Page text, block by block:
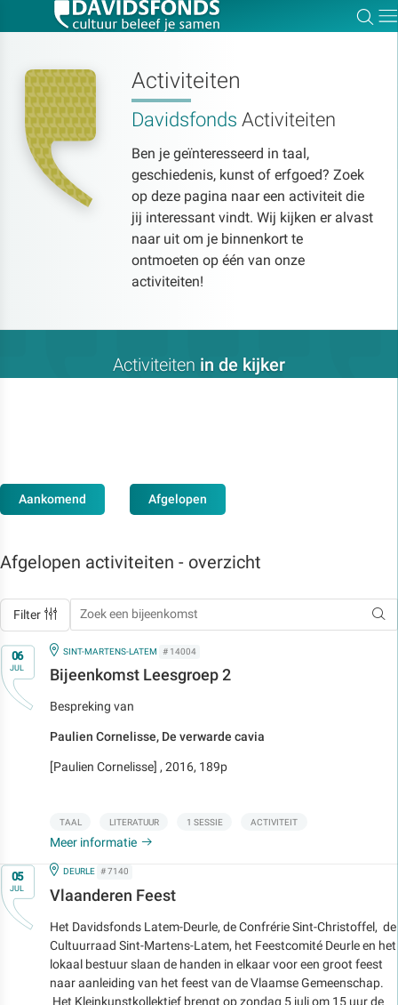
Activiteiten
Davidsfonds Activiteiten
Ben je geïnteresseerd in taal,
geschiedenis, kunst of erfgoed? Zoek
op deze pagina naar een activiteit die
jij interessant vindt. Wij kijken er alvast
naar uit om je binnenkort te
ontmoeten op één van onze
activiteiten!
Activiteiten in de kijker
Aankomend Afgelopen
Afgelopen activiteiten - overzicht
Filter
Op06
JUL
IN
SINT-MARTENS-LATEM # 14004
Bijeenkomst Leesgroep 2
Bespreking van
Paulien Cornelisse, De verwarde cavia
[Paulien Cornelisse] , 2016, 189p
TAAL LITERATUUR 1 SESSIE ACTIVITEIT
Meer informatie
Op05
JUL
IN
DEURLE # 7140
Vlaanderen Feest
Het Davidsfonds Latem-Deurle, de Confrérie Sint-Christoffel, de
Cultuurraad Sint-Martens-Latem, het Feestcomité Deurle en het
lokaal bestuur slaan de handen in elkaar voor een groot feest
naar aanleiding van het feest van de Vlaamse Gemeenschap.
Het Kleinkunstkollektief brengt op zondag 5 juli om 15 uur de
Zoek:
Zoeken